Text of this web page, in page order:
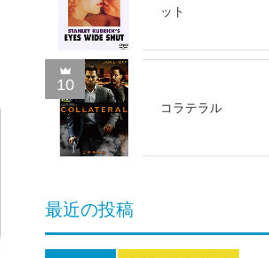
ット
10
コラテラル
最近の投稿